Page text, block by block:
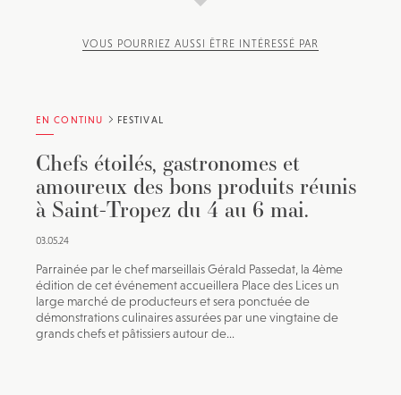
VOUS POURRIEZ AUSSI ÊTRE INTÉRESSÉ PAR
EN CONTINU FESTIVAL
Chefs étoilés, gastronomes et
amoureux des bons produits réunis
à Saint-Tropez du 4 au 6 mai.
03.05.24
Parrainée par le chef marseillais Gérald Passedat, la 4ème
édition de cet événement accueillera Place des Lices un
large marché de producteurs et sera ponctuée de
démonstrations culinaires assurées par une vingtaine de
grands chefs et pâtissiers autour de...